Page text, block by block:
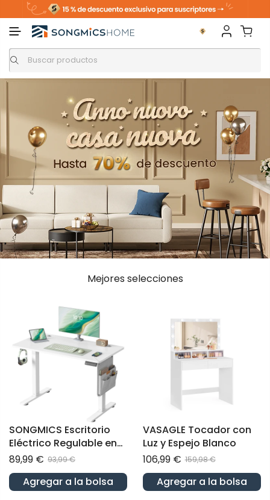
Mejores selecciones
SONGMICS Escritorio
Eléctrico Regulable en
Altura
89,99 € 93,99 €
Agregar a la bolsa
VASAGLE Tocador con
Luz y Espejo Blanco
106,99 € 159,98 €
Agregar a la bolsa